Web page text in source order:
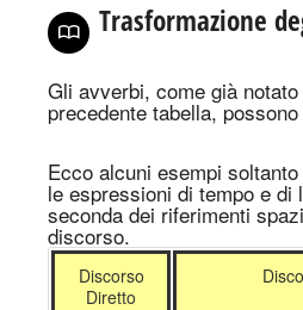
Trasformazione
Gli avverbi, come già
precedente tabella,
Ecco alcuni esempi
le espressioni di tempo e di
seconda dei riferimenti
discorso.
Discorso
Diretto